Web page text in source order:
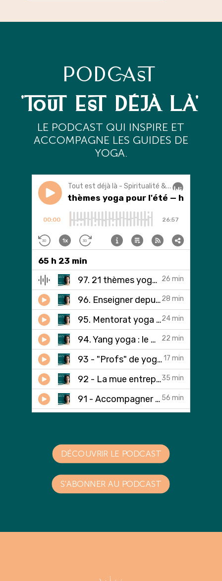
PODCAST
'TOUT EST DÉJÀ LÀ'
LE PODCAST QUI INSPIRE ET
ACCOMPAGNE LES GUIDES DE
YOGA.
DÉCOUVRIR LE PODCAST
S'ABONNER AU PODCAST